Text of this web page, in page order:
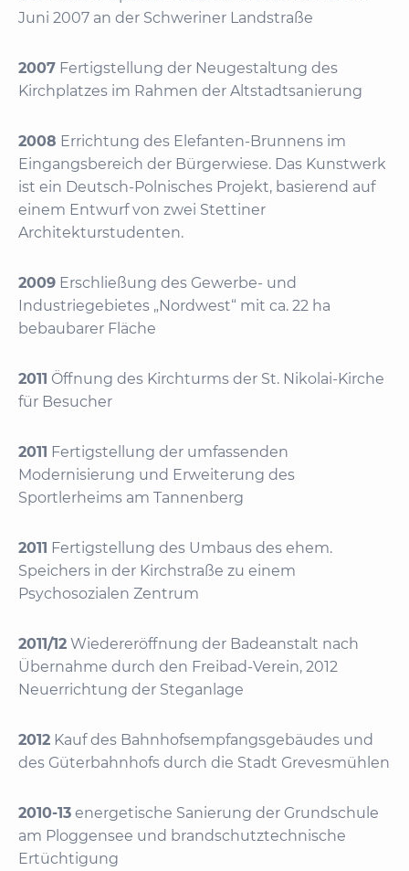
Juni 2007 an der Schweriner Landstraße
2007 Fertigstellung der Neugestaltung des
Kirchplatzes im Rahmen der Altstadtsanierung
2008 Errichtung des Elefanten-Brunnens im
Eingangsbereich der Bürgerwiese. Das Kunstwerk
ist ein Deutsch-Polnisches Projekt, basierend auf
einem Entwurf von zwei Stettiner
Architekturstudenten.
2009 Erschließung des Gewerbe- und
Industriegebietes „Nordwest“ mit ca. 22 ha
bebaubarer Fläche
2011 Öffnung des Kirchturms der St. Nikolai-Kirche
für Besucher
2011 Fertigstellung der umfassenden
Modernisierung und Erweiterung des
Sportlerheims am Tannenberg
2011 Fertigstellung des Umbaus des ehem.
Speichers in der Kirchstraße zu einem
Psychosozialen Zentrum
2011/12 Wiedereröffnung der Badeanstalt nach
Übernahme durch den Freibad-Verein, 2012
Neuerrichtung der Steganlage
2012 Kauf des Bahnhofsempfangsgebäudes und
des Güterbahnhofs durch die Stadt Grevesmühlen
2010-13 energetische Sanierung der Grundschule
am Ploggensee und brandschutztechnische
Ertüchtigung